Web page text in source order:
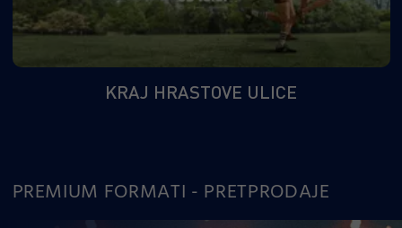
KRAJ HRASTOVE ULICE
PREMIUM FORMATI - PRETPRODAJE